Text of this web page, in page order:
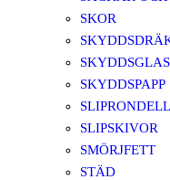
SKOR
SKYDDSPAPP
SLIPSKIVOR
SMÖRJFETT
STÄD